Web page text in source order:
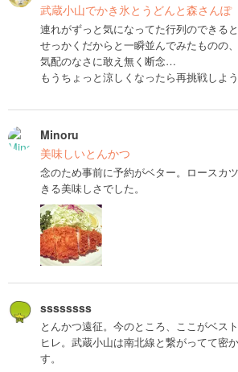
武蔵小山でかき氷とうどんと森さんぽ
連れがずっと気になってた行列のできると
せっかくだからと一瞬並んでみたものの
気配のなさに敢え無く断念…
もうちょっと涼しくなったら再挑戦しよう
Minoru
美味しいとんかつ
念のため事前に予約がベター。ロースカ
きる美味しさでした。
ssssssss
とんかつ遠征。今のところ、ここがベス
ヒレ。武蔵小山は南北線と繋がってて密
す。